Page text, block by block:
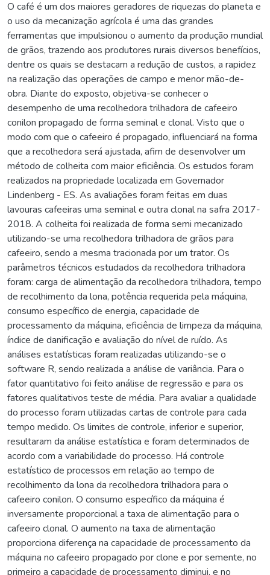
O café é um dos maiores geradores de riquezas do planeta e
o uso da mecanização agrícola é uma das grandes
ferramentas que impulsionou o aumento da produção mundial
de grãos, trazendo aos produtores rurais diversos benefícios,
dentre os quais se destacam a redução de custos, a rapidez
na realização das operações de campo e menor mão-de-
obra. Diante do exposto, objetiva-se conhecer o
desempenho de uma recolhedora trilhadora de cafeeiro
conilon propagado de forma seminal e clonal. Visto que o
modo com que o cafeeiro é propagado, influenciará na forma
que a recolhedora será ajustada, afim de desenvolver um
método de colheita com maior eficiência. Os estudos foram
realizados na propriedade localizada em Governador
Lindenberg - ES. As avaliações foram feitas em duas
lavouras cafeeiras uma seminal e outra clonal na safra 2017-
2018. A colheita foi realizada de forma semi mecanizado
utilizando-se uma recolhedora trilhadora de grãos para
cafeeiro, sendo a mesma tracionada por um trator. Os
parâmetros técnicos estudados da recolhedora trilhadora
foram: carga de alimentação da recolhedora trilhadora, tempo
de recolhimento da lona, potência requerida pela máquina,
consumo específico de energia, capacidade de
processamento da máquina, eficiência de limpeza da máquina,
índice de danificação e avaliação do nível de ruído. As
análises estatísticas foram realizadas utilizando-se o
software R, sendo realizada a análise de variância. Para o
fator quantitativo foi feito análise de regressão e para os
fatores qualitativos teste de média. Para avaliar a qualidade
do processo foram utilizadas cartas de controle para cada
tempo medido. Os limites de controle, inferior e superior,
resultaram da análise estatística e foram determinados de
acordo com a variabilidade do processo. Há controle
estatístico de processos em relação ao tempo de
recolhimento da lona da recolhedora trilhadora para o
cafeeiro conilon. O consumo específico da máquina é
inversamente proporcional a taxa de alimentação para o
cafeeiro clonal. O aumento na taxa de alimentação
proporciona diferença na capacidade de processamento da
máquina no cafeeiro propagado por clone e por semente, no
primeiro a capacidade de processamento diminui, e no